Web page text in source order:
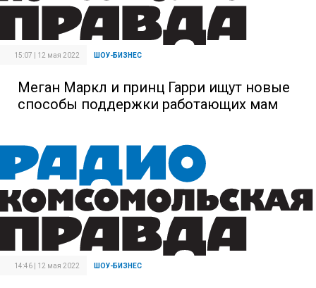
15:07 | 12 мая 2022 ШОУ-БИЗНЕС
Меган Маркл и принц Гарри ищут новые
способы поддержки работающих мам
14:46 | 12 мая 2022 ШОУ-БИЗНЕС